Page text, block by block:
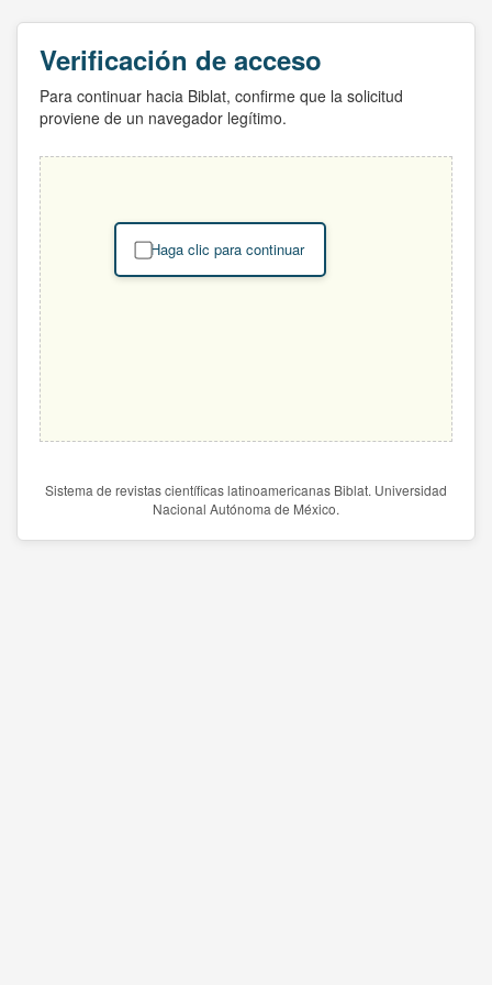
Verificación de acceso
Para continuar hacia Biblat, confirme que la solicitud
proviene de un navegador legítimo.
Haga clic para continuar
Sistema de revistas científicas latinoamericanas Biblat. Universidad
Nacional Autónoma de México.